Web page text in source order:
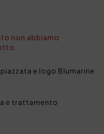
non abbiamo
e logo Blumarine
e trattamento